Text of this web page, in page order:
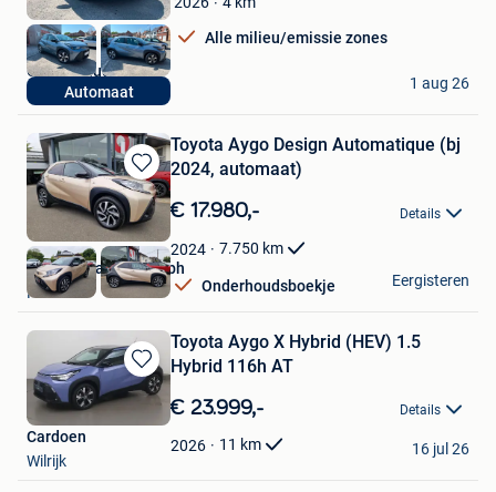
Favorieten
Automaat
Alle milieu/emissie zones
Garage Hugo Bol
Staden
1 aug 26
Bewaren
in
Mijn
Favorieten
Toyota Aygo Design Automatique (bj
2024, automaat)
€ 17.980,- Details
2024 7.750 km
Onderhoudsboekje
Quality Plattes Pgmbh
Recht
Eergisteren
Bewaren
in
Favorieten
Toyota Aygo X Hybrid (HEV) 1.5
Hybrid 116h AT
€ 23.999,- Details
2026 11 km
Cardoen
Wilrijk
16 jul 26